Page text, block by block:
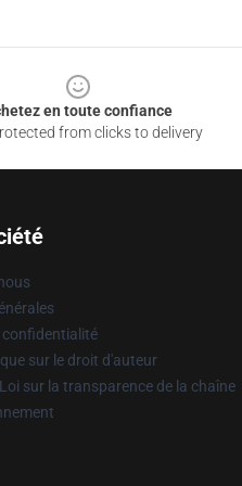
en toute confiance
from clicks to delivery
confidentialité
sur le droit d'auteur
sur la transparence de la chaîne